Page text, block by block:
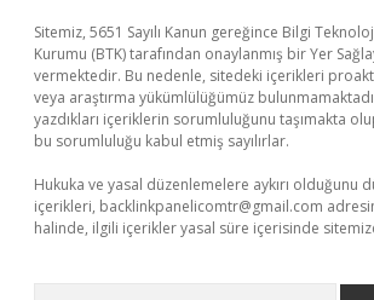
Sitemiz, 5651 Sayılı Kanun gereğince Bilgi
Kurumu (BTK) tarafından onaylanmış bir Yer
vermektedir. Bu nedenle, sitedeki içerikleri
veya araştırma yükümlülüğümüz
yazdıkları içeriklerin sorumluluğunu taşımakta
bu sorumluluğu kabul etmiş sayılırlar.
Hukuka ve yasal düzenlemelere aykırı olduğunu
içerikleri, backlinkpanelicomtr@gmail.com
halinde, ilgili içerikler yasal süre içerisinde